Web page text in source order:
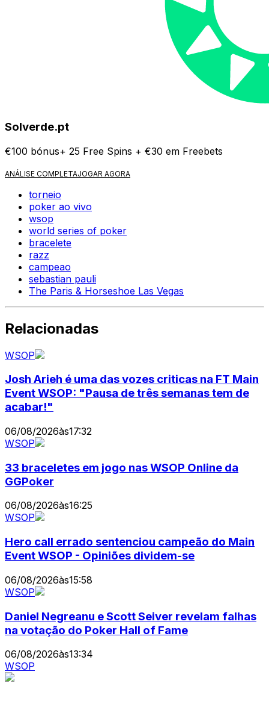
Solverde.pt
€100 bónus+ 25 Free Spins + €30 em Freebets
ANÁLISE COMPLETAJOGAR AGORA
torneio
poker ao vivo
wsop
world series of poker
bracelete
razz
campeao
sebastian pauli
The Paris & Horseshoe Las Vegas
Relacionadas
WSOP
Josh Arieh é uma das vozes criticas na FT Main
Event WSOP: "Pausa de três semanas tem de
acabar!"
06/08/2026às17:32
WSOP
33 braceletes em jogo nas WSOP Online da
GGPoker
06/08/2026às16:25
WSOP
Hero call errado sentenciou campeão do Main
Event WSOP - Opiniões dividem-se
06/08/2026às15:58
WSOP
Daniel Negreanu e Scott Seiver revelam falhas
na votação do Poker Hall of Fame
06/08/2026às13:34
WSOP